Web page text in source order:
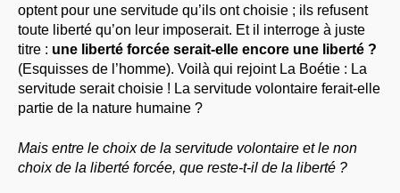
optent pour une servitude qu’ils ont choisie ; ils refusent
toute liberté qu’on leur imposerait. Et il interroge à juste
titre : une liberté forcée serait-elle encore une liberté ?
(Esquisses de l’homme). Voilà qui rejoint La Boétie : La
servitude serait choisie ! La servitude volontaire ferait-elle
partie de la nature humaine ?
Mais entre le choix de la servitude volontaire et le non
choix de la liberté forcée, que reste-t-il de la liberté ?